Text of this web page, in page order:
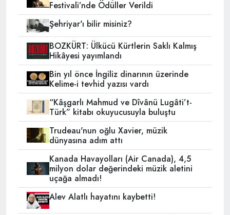
Festivali’nde Ödüller Verildi
Şehriyar'ı bilir misiniz?
BOZKÜRT: Ülkücü Kürtlerin Saklı Kalmış
Hikâyesi yayımlandı
Bin yıl önce İngiliz dinarının üzerinde
Kelime-i tevhid yazısı vardı
“Kâşgarlı Mahmud ve Dîvânü Lugâti’t-
Türk” kitabı okuyucusuyla buluştu
Trudeau'nun oğlu Xavier, müzik
dünyasına adım attı
Kanada Havayolları (Air Canada), 4,5
milyon dolar değerindeki müzik aletini
uçağa almadı!
Alev Alatlı hayatını kaybetti!